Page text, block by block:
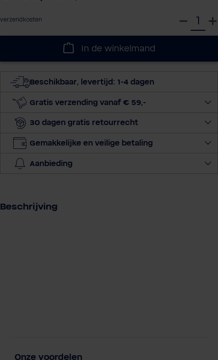
verzendkosten
e
h
e
In de winkelmand
Beschikbaar, levertijd: 1-4 dagen
Gratis verzending vanaf € 59,-
30 dagen gratis retourrecht
Gemakkelijke en veilige betaling
Aanbieding
Beschrijving
Onze voordelen